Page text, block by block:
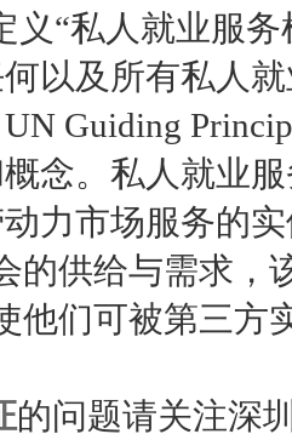
义“私人就业服
以及所有私人
Guiding
念。私人就业
力市场服务的
的供给与需求，
他们可被第三方
的问题请关注深